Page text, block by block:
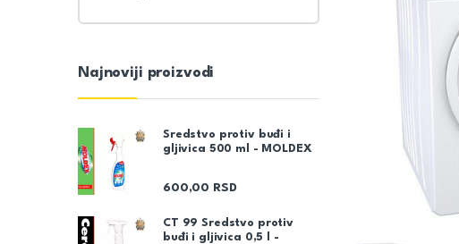
Najnoviji proizvodi
Sredstvo protiv buđi i
gljivica 500 ml - MOLDEX
600,00 RSD
CT 99 Sredstvo protiv
buđi i gljivica 0,5 l -